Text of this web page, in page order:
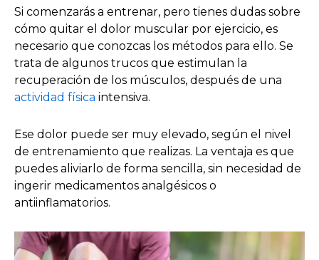
Si comenzarás a entrenar, pero tienes dudas sobre
cómo quitar el dolor muscular por ejercicio, es
necesario que conozcas los métodos para ello. Se
trata de algunos trucos que estimulan la
recuperación de los músculos, después de una
actividad física intensiva.
Ese dolor puede ser muy elevado, según el nivel
de entrenamiento que realizas. La ventaja es que
puedes aliviarlo de forma sencilla, sin necesidad de
ingerir medicamentos analgésicos o
antiinflamatorios.